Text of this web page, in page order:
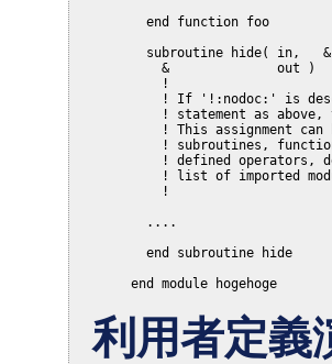
       end function foo
       subroutine hide( in,   &
&              out )
         !
! If '!:nodoc:' is
! statement as above,
! This assignment can
! subroutines,
! defined operators,
! list of imported
         !
       ....
       end subroutine hide
利用者定義